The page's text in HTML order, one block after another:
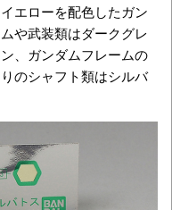
エローを配色したガン
や武装類はダークグレ
、ガンダムフレームの
のシャフト類はシルバ